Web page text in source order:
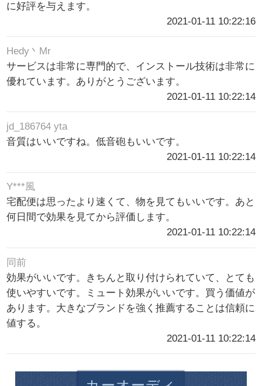
に好評を与えます。
2021-01-11 10:22:16
Hedy丶Mr
サービスは非常に専門的で、インストール技術は非常に
優れています。ありがとうございます。
2021-01-11 10:22:14
jd_186764 yta
音質はいいですね。低音砲もいいです。
2021-01-11 10:22:14
Y***風
宅配便は思ったより速くて、物を見てもいいです。あと
何日間で効果を見てから評価します。
2021-01-11 10:22:14
同前
効果がいいです。きちんと取り付けられていて、とても
使いやすいです。ミュート効果がいいです。買う価値が
あります。大きなブランドを強く推薦することは信頼に
値する。
2021-01-11 10:22:14